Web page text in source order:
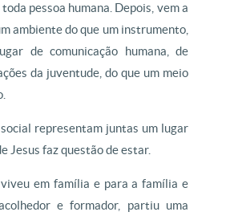
pessoa humana. Depois, vem a
ambiente do que um instrumento,
de comunicação humana, de
da juventude, do que um meio
representam juntas um lugar
Jesus faz questão de estar.
em família e para a família e
e formador, partiu uma